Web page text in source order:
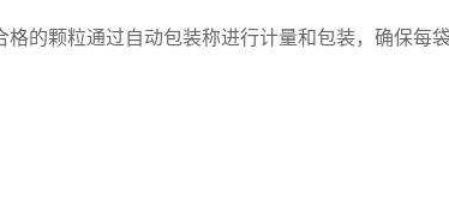
的颗粒通过自动包装称进行计量和包装，确保每